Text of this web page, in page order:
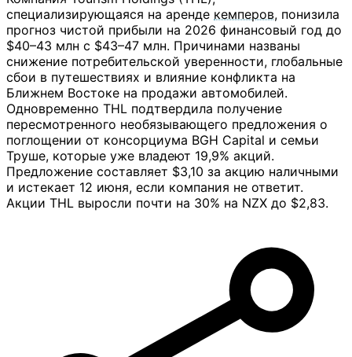
специализирующаяся на аренде кемперов, понизила
прогноз чистой прибыли на 2026 финансовый год до
$40–43 млн с $43–47 млн. Причинами названы
снижение потребительской уверенности, глобальные
сбои в путешествиях и влияние конфликта на
Ближнем Востоке на продажи автомобилей.
Одновременно THL подтвердила получение
пересмотренного необязывающего предложения о
поглощении от консорциума BGH Capital и семьи
Труше, которые уже владеют 19,9% акций.
Предложение составляет $3,10 за акцию наличными
и истекает 12 июня, если компания не ответит.
Акции THL выросли почти на 30% на NZX до $2,83.